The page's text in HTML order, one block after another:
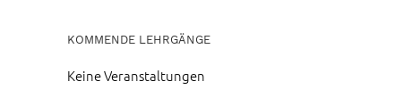
KOMMENDE LEHRGÄNGE
Keine Veranstaltungen